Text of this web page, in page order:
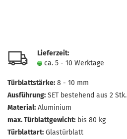
Lieferzeit:
ca. 5 - 10 Werktage
Türblattstärke: 8 - 10 mm
Ausführung: SET bestehend aus 2 Stk.
Material: Aluminium
max. Türblattgewicht: bis 80 kg
Türblattart: Glastürblatt